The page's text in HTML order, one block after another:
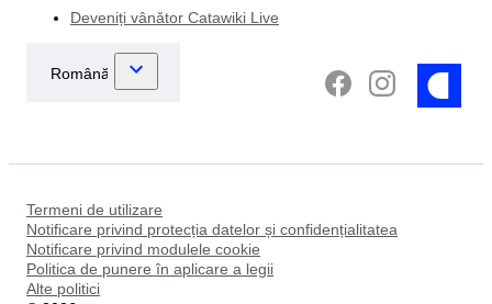
Deveniți vânător Catawiki Live
Termeni de utilizare
Notificare privind protecția datelor și confidențialitatea
Notificare privind modulele cookie
Politica de punere în aplicare a legii
Alte politici